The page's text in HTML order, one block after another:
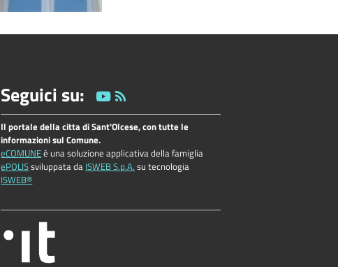
Seguici su:
Il portale della citta di Sant'Olcese, con tutte le
informazioni sul Comune.
eCOMUNEè una soluzione applicativa della famiglia
ePOLISsviluppata da ISWEB S.p.A. su tecnologia
ISWEB®